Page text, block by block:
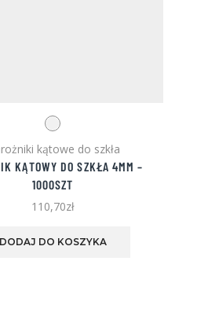
kątowe do szkła
KĄTOWY DO SZKŁA 4MM –
1000SZT
110,70zł
DODAJ DO KOSZYKA